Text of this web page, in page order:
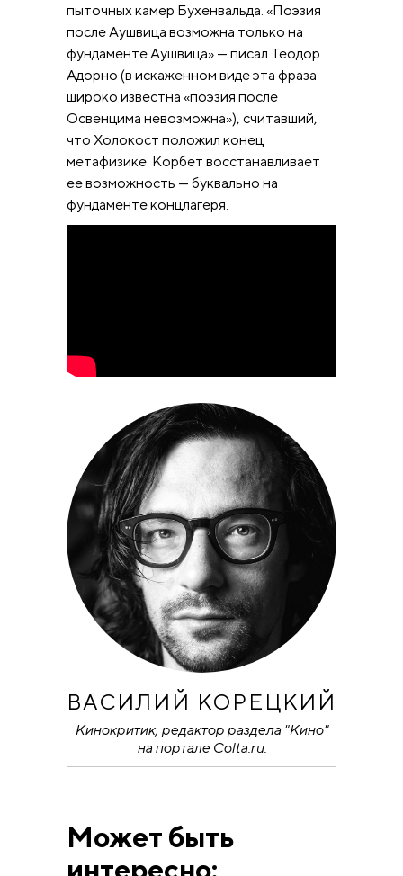
пыточных камер Бухенвальда. «Поэзия
после Аушвица возможна только на
фундаменте Аушвица» — писал Теодор
Адорно (в искаженном виде эта фраза
широко известна «поэзия после
Освенцима невозможна»), считавший,
что Холокост положил конец
метафизике. Корбет восстанавливает
ее возможность — буквально на
фундаменте концлагеря.
ВАСИЛИЙ КОРЕЦКИЙ
Кинокритик, редактор раздела "Кино"
на портале Colta.ru.
Может быть